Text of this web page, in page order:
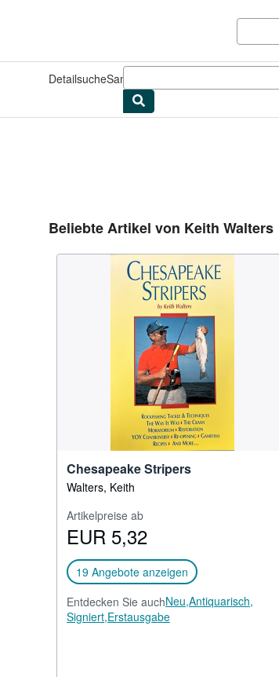
DetailsucheSammlungen
Beliebte Artikel von Keith Walters
Chesapeake Stripers
Walters, Keith
Artikelpreise ab
EUR 5,32
19 Angebote anzeigen
Entdecken Sie auchNeu,Antiquarisch,
Signiert,Erstausgabe